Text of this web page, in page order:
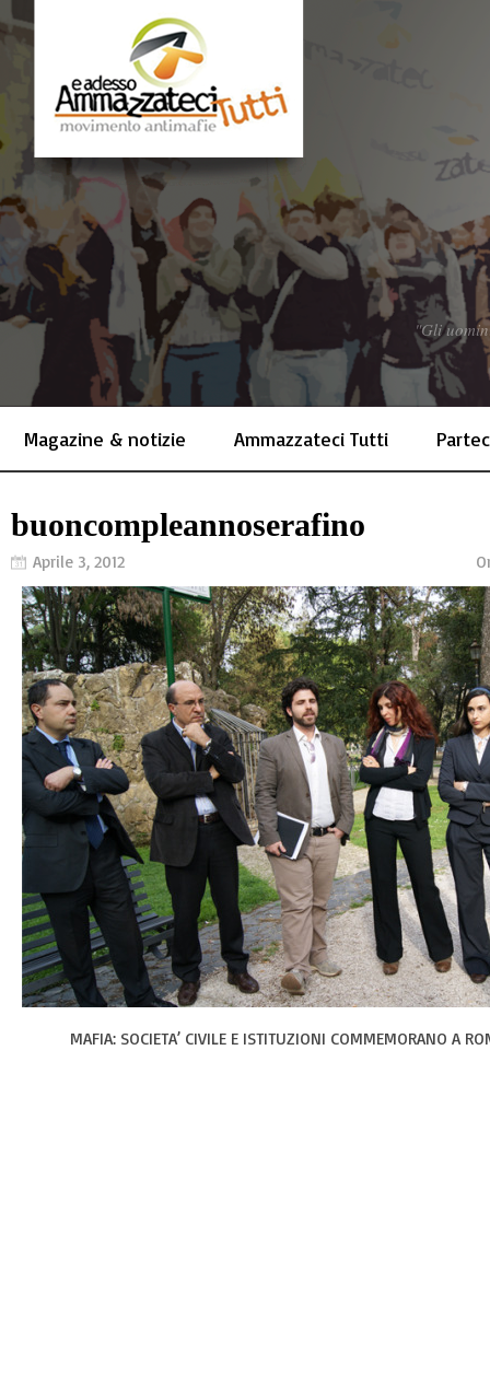
"Gli
Magazine & notizie Ammazzateci Tutti
buoncompleannoserafino
Aprile 3, 2012
MAFIA: SOCIETA’ CIVILE E ISTITUZIONI COMMEMORANO A